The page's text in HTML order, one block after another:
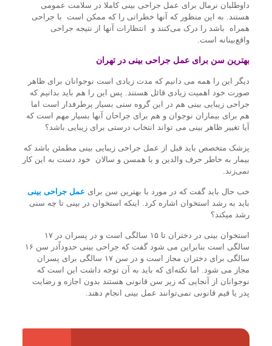
داوطلبان نرمال برای عمل جراحی بینی کاملا در سلامت عمومی
هستند. به این منظور که آنها خطراتی را که ممکن است با جراحی
همراه باشد را درک می‌کنند و انتظارات آنها از نتیجه جراحی
واقع‌بینانه است.
بهترین سن برای عمل جراحی بینی در تهران
دیگر این را همه می دانیم که مدت زیادی است نوجوانان برای ظاهر
صورت خود اهمیت زیادی قائل هستند. پس این را هم باید بدانیم که
جراحی زیبایی بینی هم در این گروه سنی بسیار پرطرفدار است اما
هم برای بیماران نوجوان و هم برای جراحان آنها بسیار مهم است که
آیا تغییر ظاهر بینی می تواند انتخاب درستی برای زیبایی باشد؟
پزشک متخصص باید قبل از عمل جراحی زیبایی بینی مطمئن باشد که
بیمار به خاطر حرف والدین و یا همسن و سالان خود دست به این کار
نمی‌زند.
خب حال باید گفت که در مورد با بهترین سن برای عمل جراحی بینی
باید به رشد استخوان اشاره کرد. اینکه استخوان در بینی تا چه سنی
رشد میکند؟
استخوان بینی در دختران تا ۱۵ سالگی است و در پسران در ۱۷
سالگی است بنابراین می شود گفت که جراحی بینی حدوداًدر سن ۱۶
سالگی برای دختران مجاز است و در سن ۱۷ سالگی برای پسران
مجاز می شود. اما نکته‌ای که باید به آن توجه داشت این است که
نوجوانان از آنجایی که زیر سن قانونی هستند بدون اجازه و رضایت
پدر یا قیم قانونی نمی‌توانند عمل بینی انجام دهند.